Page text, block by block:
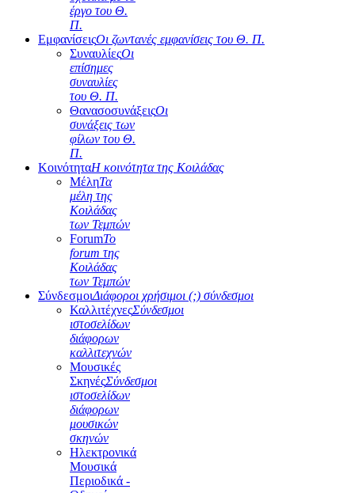
έργο του Θ.
Π.
ΕμφανίσειςΟι ζωντανές εμφανίσεις του Θ. Π.
ΣυναυλίεςΟι
επίσημες
συναυλίες
του Θ. Π.
ΘανασοσυνάξειςΟι
συνάξεις των
φίλων του Θ.
Π.
ΚοινότηταΗ κοινότητα της Κοιλάδας
ΜέληΤα
μέλη της
Κοιλάδας
των Τεμπών
ForumΤο
forum της
Κοιλάδας
των Τεμπών
ΣύνδεσμοιΔιάφοροι χρήσιμοι (;) σύνδεσμοι
ΚαλλιτέχνεςΣύνδεσμοι
ιστοσελίδων
διάφορων
καλλιτεχνών
Μουσικές
ΣκηνέςΣύνδεσμοι
ιστοσελίδων
διάφορων
μουσικών
σκηνών
Ηλεκτρονικά
Μουσικά
Περιοδικά -